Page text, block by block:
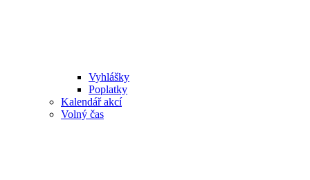
Vyhlášky
Poplatky
Kalendář akcí
Volný čas